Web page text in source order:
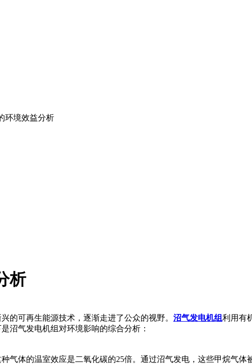
环境效益分析
析
的可再生能源技术，逐渐走进了公众的视野。 沼气发电机组利用有
沼气发电机组对环境影响的综合分析：
气体的温室效应是二氧化碳的25倍。通过沼气发电，这些甲烷气体